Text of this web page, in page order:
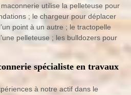
utilise la pelleteuse pour
; le chargeur pour déplacer
point à un autre ; le tractopelle
pelleteuse ; les bulldozers pour
spécialiste en travaux
à notre actif dans le